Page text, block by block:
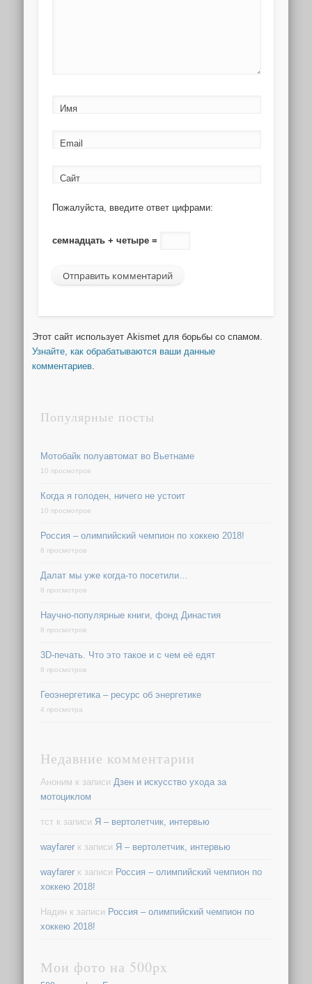
Имя
Email
Сайт
Пожалуйста, введите ответ цифрами:
семнадцать + четыре =
Этот сайт использует Akismet для борьбы со спамом.
Узнайте, как обрабатываются ваши данные
комментариев
Популярные посты
Мотобайк полуавтомат во Вьетнаме
10 просмотров
Когда я голоден, ничего не устоит
10 просмотров
Россия – олимпийский чемпион по хоккею 2018!
8 просмотров
Далат мы уже когда-то посетили…
8 просмотров
Научно-популярные книги, фонд Династия
8 просмотров
3D-печать. Что это такое и с чем её едят
8 просмотров
Геоэнергетика – ресурс об энергетике
4 просмотра
Недавние комментарии
Аноним к записи Дзен и искусство ухода за
мотоциклом
тст к записи Я – вертолетчик, интервью
wayfarer к записи Я – вертолетчик, интервью
wayfarer к записи Россия – олимпийский чемпион по
хоккею 2018!
Надин к записи Россия – олимпийский чемпион по
хоккею 2018!
Мои фото на 500px